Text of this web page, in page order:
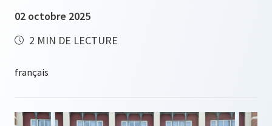
02 octobre 2025
2 MIN DE LECTURE